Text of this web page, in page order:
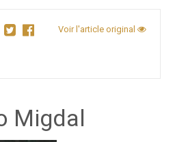
Voir l'article original
Migdal